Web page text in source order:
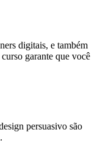
digitais, e também
garante que você
persuasivo são